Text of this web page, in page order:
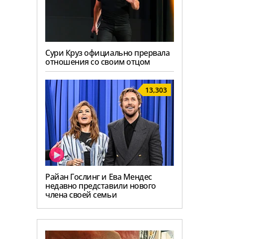
Сури Круз официально прервала
отношения со своим отцом
13,303
Райан Гослинг и Ева Мендес
недавно представили нового
члена своей семьи